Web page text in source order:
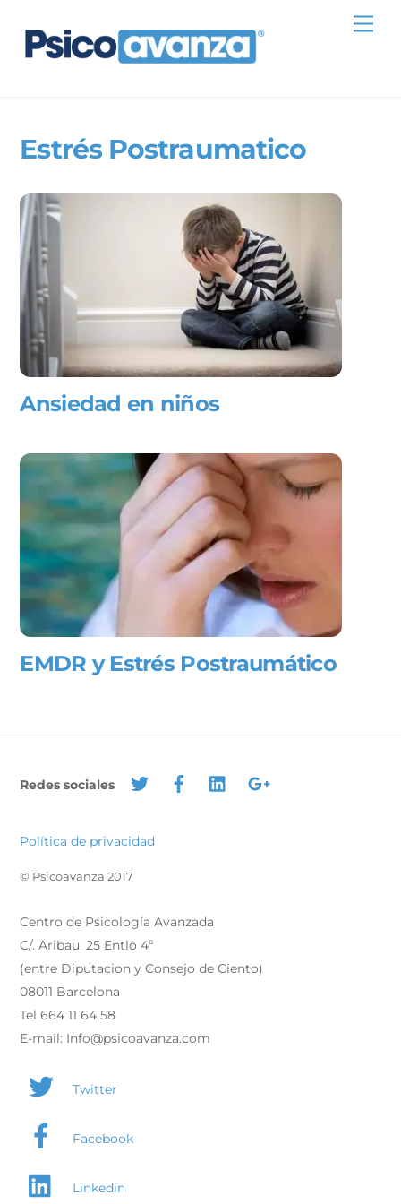
content
Estrés Postraumatico
Ansiedad en niños
EMDR y Estrés Postraumático
Redes sociales
Política de privacidad
© Psicoavanza 2017
Centro de Psicología Avanzada
C/. Aribau, 25 Entlo 4ª
(entre Diputacion y Consejo de Ciento)
08011 Barcelona
Tel 664 11 64 58
E-mail: Info@psicoavanza.com
Twitter
Facebook
Linkedin